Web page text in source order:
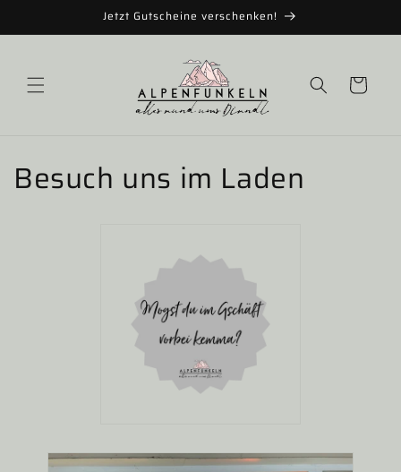
Inhalt
Jetzt Gutscheine verschenken!
Warenkorb
Besuch uns im Laden